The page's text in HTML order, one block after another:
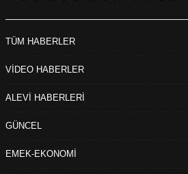
TÜM HABERLER
VİDEO HABERLER
ALEVİ HABERLERİ
GÜNCEL
EMEK-EKONOMİ